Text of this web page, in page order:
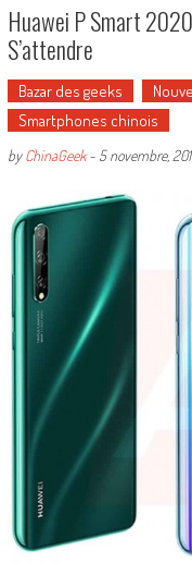
Huawei P Smart
S’attendre
Bazar des geeks
Smartphones chinois
byChinaGeek- 5 novembre,